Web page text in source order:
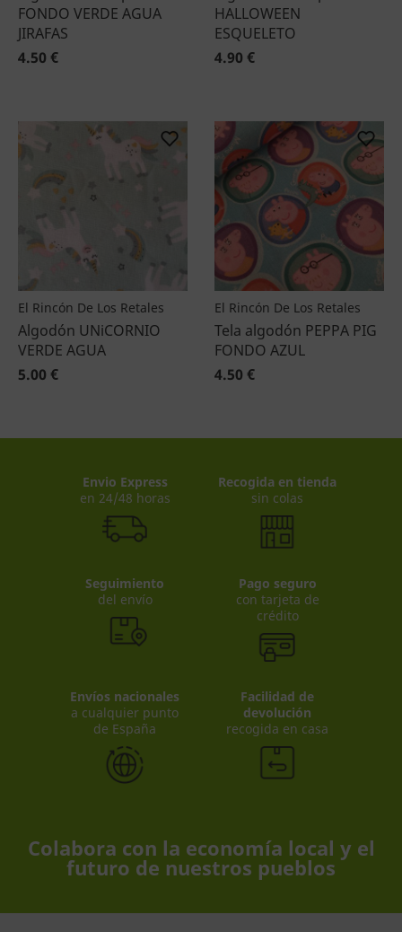
FONDO VERDE AGUA
JIRAFAS
4.50 €
HALLOWEEN
ESQUELETO
4.90 €
El Rincón De Los Retales
Algodón UNiCORNIO
VERDE AGUA
5.00 €
El Rincón De Los Retales
Tela algodón PEPPA PIG
FONDO AZUL
4.50 €
Envio Express
en 24/48 horas
Recogida en tienda
sin colas
Seguimiento
del envío
Pago seguro
con tarjeta de
crédito
Envíos nacionales
a cualquier punto
de España
Facilidad de
devolución
recogida en casa
Colabora con la economía local y el
futuro de nuestros pueblos